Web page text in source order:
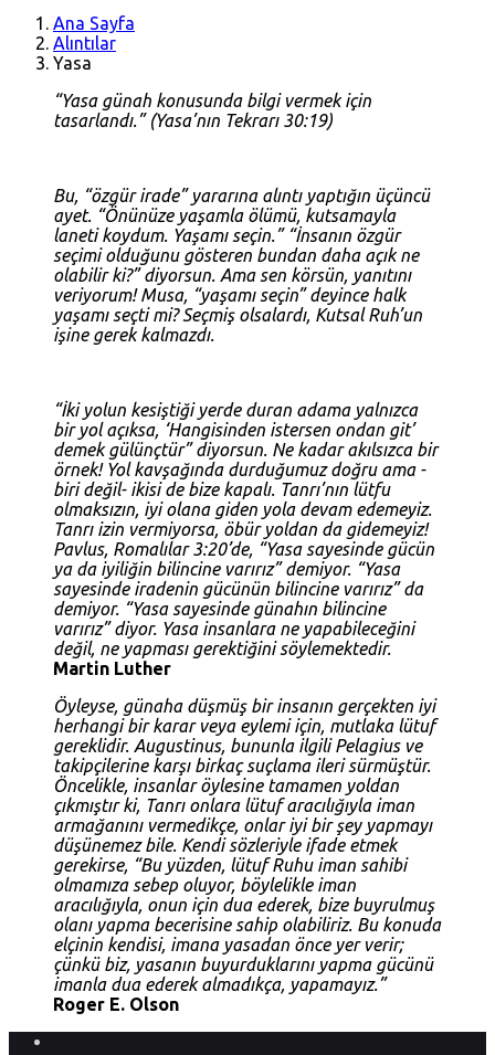
Ana Sayfa
Alıntılar
Yasa
“Yasa günah konusunda bilgi vermek için
tasarlandı.” (Yasa’nın Tekrarı 30:19)
Bu, “özgür irade” yararına alıntı yaptığın üçüncü
ayet. “Önünüze yaşamla ölümü, kutsamayla
laneti koydum. Yaşamı seçin.” “İnsanın özgür
seçimi olduğunu gösteren bundan daha açık ne
olabilir ki?” diyorsun. Ama sen körsün, yanıtını
veriyorum! Musa, “yaşamı seçin” deyince halk
yaşamı seçti mi? Seçmiş olsalardı, Kutsal Ruh’un
işine gerek kalmazdı.
“İki yolun kesiştiği yerde duran adama yalnızca
bir yol açıksa, ‘Hangisinden istersen ondan git’
demek gülünçtür” diyorsun. Ne kadar akılsızca bir
örnek! Yol kavşağında durduğumuz doğru ama -
biri değil- ikisi de bize kapalı. Tanrı’nın lütfu
olmaksızın, iyi olana giden yola devam edemeyiz.
Tanrı izin vermiyorsa, öbür yoldan da gidemeyiz!
Pavlus, Romalılar 3:20’de, “Yasa sayesinde gücün
ya da iyiliğin bilincine varırız” demiyor. “Yasa
sayesinde iradenin gücünün bilincine varırız” da
demiyor. “Yasa sayesinde günahın bilincine
varırız” diyor. Yasa insanlara ne yapabileceğini
değil, ne yapması gerektiğini söylemektedir.
Martin Luther
Öyleyse, günaha düşmüş bir insanın gerçekten iyi
herhangi bir karar veya eylemi için, mutlaka lütuf
gereklidir. Augustinus, bununla ilgili Pelagius ve
takipçilerine karşı birkaç suçlama ileri sürmüştür.
Öncelikle, insanlar öylesine tamamen yoldan
çıkmıştır ki, Tanrı onlara lütuf aracılığıyla iman
armağanını vermedikçe, onlar iyi bir şey yapmayı
düşünemez bile. Kendi sözleriyle ifade etmek
gerekirse, “Bu yüzden, lütuf Ruhu iman sahibi
olmamıza sebep oluyor, böylelikle iman
aracılığıyla, onun için dua ederek, bize buyrulmuş
olanı yapma becerisine sahip olabiliriz. Bu konuda
elçinin kendisi, imana yasadan önce yer verir;
çünkü biz, yasanın buyurduklarını yapma gücünü
imanla dua ederek almadıkça, yapamayız.”
Roger E. Olson